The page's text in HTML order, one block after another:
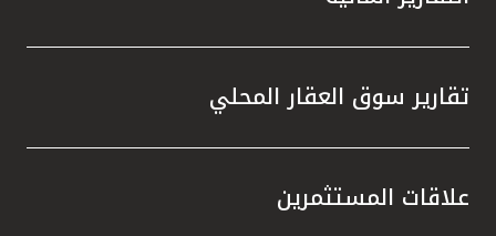
تقارير سوق العقار المحلي
علاقات المستثمرين